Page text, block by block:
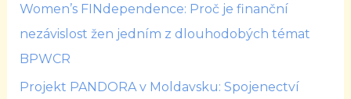
Women’s FINdependence: Proč je finanční
nezávislost žen jedním z dlouhodobých témat
BPWCR
Projekt PANDORA v Moldavsku: Spojenectví